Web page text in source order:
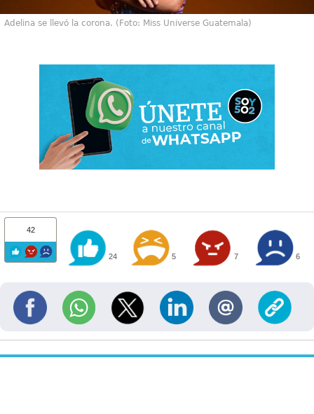
Adelina se llevó la corona. (Foto: Miss Universe Guatemala)
42
24 5 7 6